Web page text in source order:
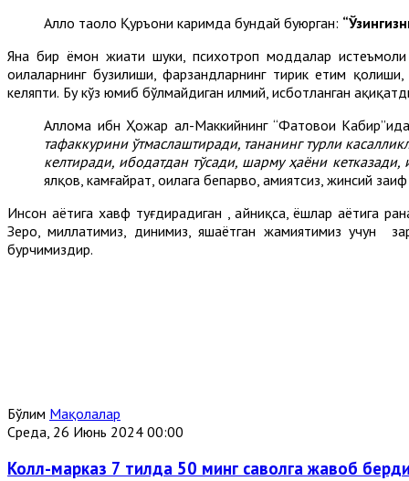
Аллоҳ таоло Қуръони каримда бундай буюрган:
Яна бир ёмон жиҳати шуки, психотроп моддалар
оилаларнинг бузилиши, фарзандларнинг тирик етим
келяпти. Бу кўз юмиб бўлмайдиган илмий, исботланган
Аллома ибн Ҳожар ал-Маккийнинг “Фатовои
тафаккурини ўтмаслаштиради, тананинг турли
келтиради, ибодатдан тўсади, шарму ҳаёни кетказади,
ялқов, камғайрат, оилага бепарво, ҳамиятсиз, жинсий
Инсон ҳаётига хавф туғдирадиган , айниқса, ёшлар ҳаётига
Зеро, миллатимиз, динимиз, яшаётган жамиятимиз учун
бурчимиздир.
Бўлим Мақолалар
Среда, 26 Июнь 2024 00:00
Колл-марказ 7 тилда 50 минг саволга жавоб